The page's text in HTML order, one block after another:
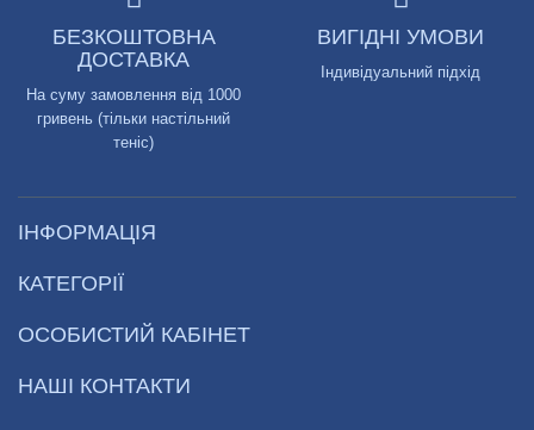
БЕЗКОШТОВНА
ДОСТАВКА
На суму замовлення від 1000
гривень (тільки настільний
теніс)
ВИГІДНІ УМОВИ
Індивідуальний підхід
ІНФОРМАЦІЯ
КАТЕГОРІЇ
ОСОБИСТИЙ КАБІНЕТ
НАШІ КОНТАКТИ